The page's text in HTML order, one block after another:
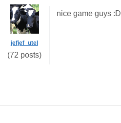
jefjef_utel
(72 posts)
nice game guys :D